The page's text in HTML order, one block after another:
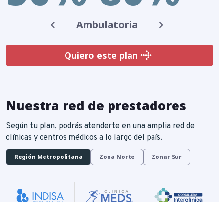
Ambulatoria
Quiero este plan
Quiero este plan
Nuestra red de prestadores
Según tu plan, podrás atenderte en una amplia red de
clínicas y centros médicos a lo largo del país.
Región Metropolitana Zona Norte Zonar Sur